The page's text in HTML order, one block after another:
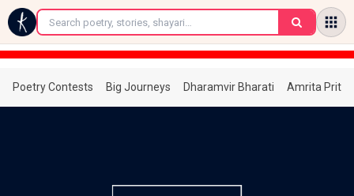
←
Poetry Contests Big Journeys Dharamvir Bharati Amrita